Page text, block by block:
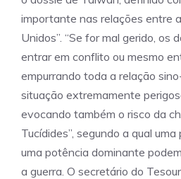
importante nas relações entre
Unidos”. “Se for mal gerido, os
entrar em conflito ou mesmo
empurrando toda a relação
situação extremamente
evocando também o risco da
Tucídides”, segundo a qual
uma potência dominante
a guerra. O secretário do